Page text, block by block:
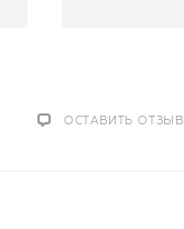
ОСТАВИТЬ ОТЗЫВ